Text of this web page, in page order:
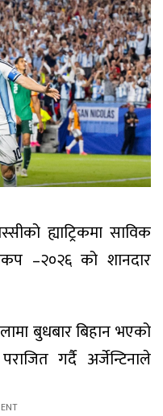
ह्याट्रिकमा साविक
–२०२६ को शानदार
बुधबार बिहान भएको
गर्दै अर्जेन्टिनाले